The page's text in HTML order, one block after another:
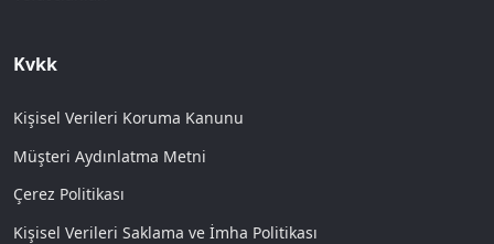
Kvkk
Kişisel Verileri Koruma Kanunu
Müşteri Aydınlatma Metni
Çerez Politikası
Kişisel Verileri Saklama ve İmha Politikası